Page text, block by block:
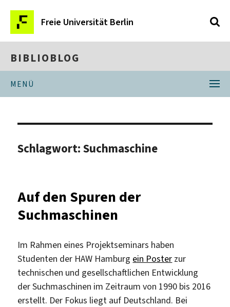
Freie Universität Berlin
BIBLIOBLOG
MENÜ
Schlagwort:Suchmaschine
Auf den Spuren der
Suchmaschinen
Im Rahmen eines Projektseminars haben
Studenten der HAW Hamburg ein Poster zur
technischen und gesellschaftlichen Entwicklung
der Suchmaschinen im Zeitraum von 1990 bis 2016
erstellt. Der Fokus liegt auf Deutschland. Bei